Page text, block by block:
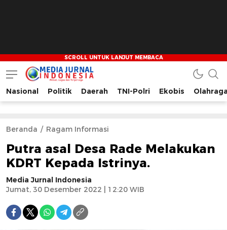
Media Jurnal Indonesia
Bersama Membangun Indonesia
Nasional Politik Daerah TNI-Polri Ekobis
Beranda Ragam Informasi
Putra asal Desa Rade Melakukan
KDRT Kepada Istrinya.
Media Jurnal Indonesia
Jumat, 30 Desember 2022 | 12:20 WIB